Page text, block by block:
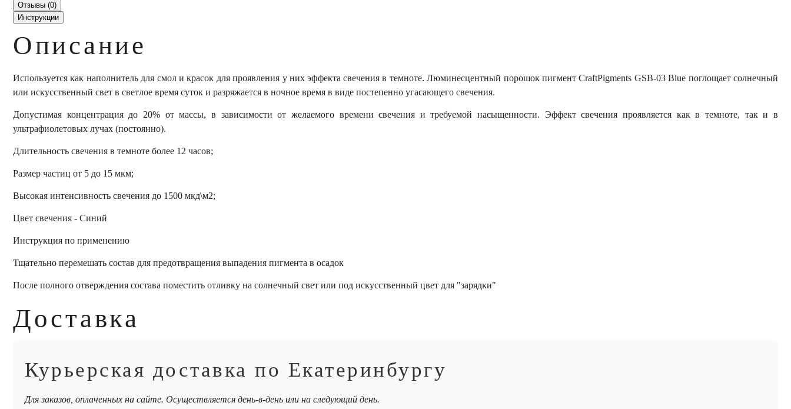
Отзывы (0)
Инструкции
Описание
Используется как наполнитель для смол и красок для проявления у них эффекта свечения в темноте. Люминесцентный порошок пигмент CraftPigments GSB-03 Blue поглощает солнечный
или искусственный свет в светлое время суток и разряжается в ночное время в виде постепенно угасающего свечения.
Допустимая концентрация до 20% от массы, в зависимости от желаемого времени свечения и требуемой насыщенности. Эффект свечения проявляется как в темноте, так и в
ультрафиолетовых лучах (постоянно).
Длительность свечения в темноте более 12 часов;
Размер частиц от 5 до 15 мкм;
Высокая интенсивность свечения до 1500 мкд\м2;
Цвет свечения - Синий
Инструкция по применению
Тщательно перемешать состав для предотвращения выпадения пигмента в осадок
После полного отверждения состава поместить отливку на солнечный свет или под искусственный цвет для "зарядки"
Доставка
Курьерская доставка по Екатеринбургу
Для заказов, оплаченных на сайте. Осуществляется день-в-день или на следующий день.